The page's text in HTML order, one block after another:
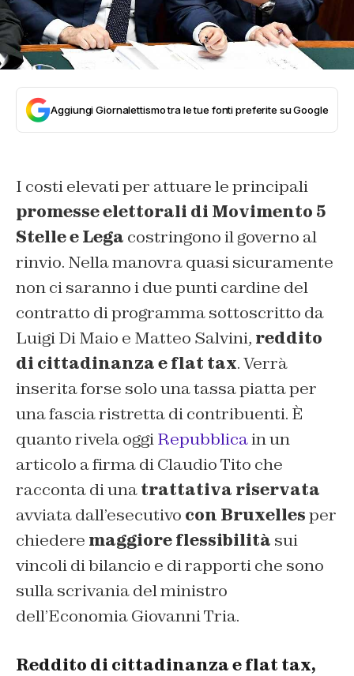
Aggiungi Giornalettismo tra le tue fonti preferite su Google
I costi elevati per attuare le principali
promesse elettorali di Movimento 5
Stelle e Lega costringono il governo al
rinvio. Nella manovra quasi sicuramente
non ci saranno i due punti cardine del
contratto di programma sottoscritto da
Luigi Di Maio e Matteo Salvini, reddito
di cittadinanza e flat tax. Verrà
inserita forse solo una tassa piatta per
una fascia ristretta di contribuenti. È
quanto rivela oggiRepubblicain un
articolo a firma di Claudio Tito che
racconta di unatrattativa riservata
avviata dall’esecutivo con Bruxellesper
chiedere maggiore flessibilità sui
vincoli di bilancio e di rapporti che sono
sulla scrivania del ministro
dell’Economia Giovanni Tria.
Reddito di cittadinanza e flat tax,